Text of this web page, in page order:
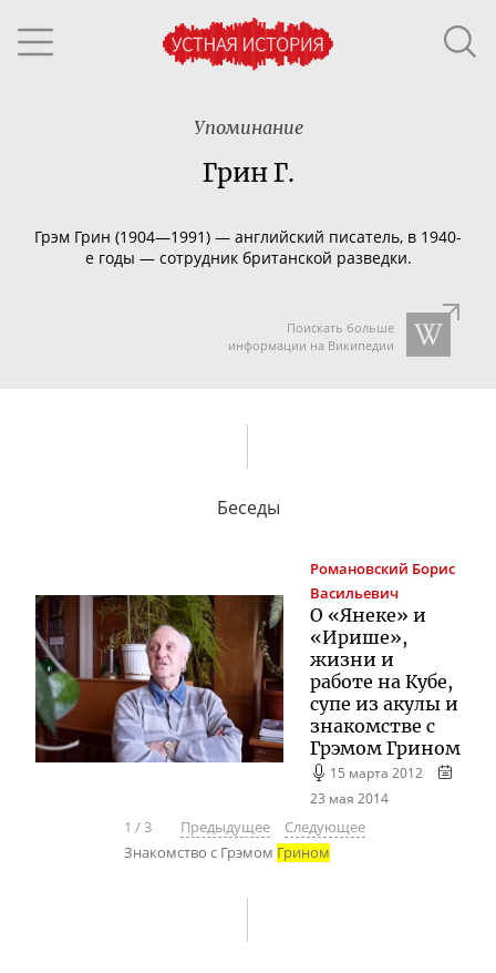
Упоминание
Грин Г.
Грэм Грин (1904—1991) — английский писатель, в 1940-
егоды — сотрудник британской разведки.
Поискать больше
информации на Википедии
Беседы
Романовский Борис
Васильевич
О «Янеке» и
«Ирише»,
жизни и
работе на Кубе,
супе из акулы и
знакомстве с
Грэмом Грином
15 марта 2012
23 мая 2014
1 /3 Предыдущее
Следующее
Знакомство с Грэмом Грином